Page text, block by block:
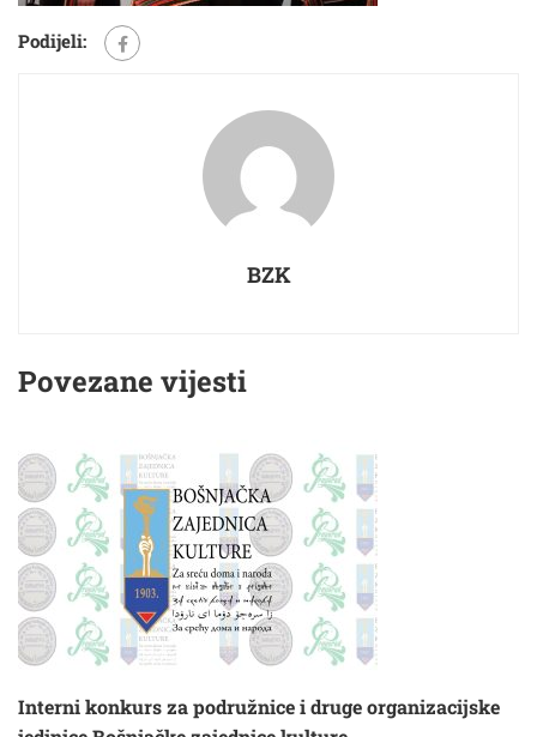
Podijeli:
BZK
Povezane vijesti
Interni konkurs za podružnice i druge organizacijske